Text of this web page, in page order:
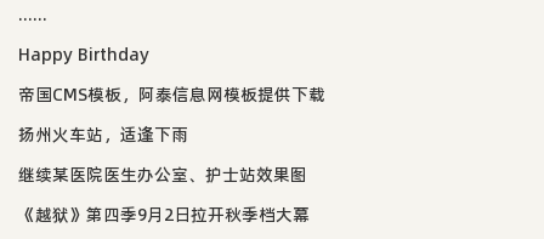
......
Happy Birthday
帝国CMS模板，阿泰信息网模板提供下载
扬州火车站，适逢下雨
继续某医院医生办公室、护士站效果图
《越狱》第四季9月2日拉开秋季档大幕